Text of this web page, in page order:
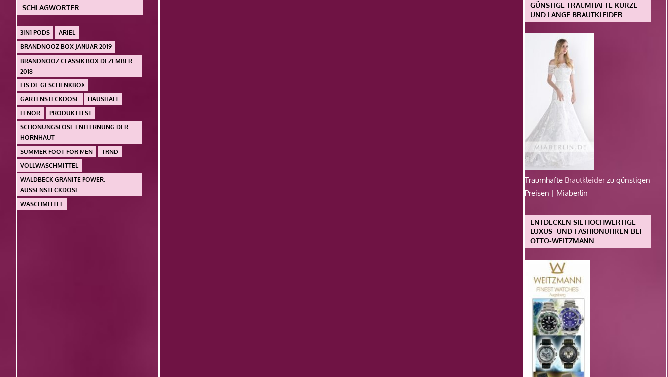
SCHLAGWÖRTER
3IN1 PODS
ARIEL
BRANDNOOZ BOX JANUAR 2019
BRANDNOOZ CLASSIK BOX DEZEMBER
2018
EIS.DE GESCHENKBOX
GARTENSTECKDOSE
HAUSHALT
LENOR
PRODUKTTEST
SCHONUNGSLOSE ENTFERNUNG DER
HORNHAUT
SUMMER FOOT FOR MEN
TRND
VOLLWASCHMITTEL
WALDBECK GRANITE POWER.
AUSSENSTECKDOSE
WASCHMITTEL
GÜNSTIGE TRAUMHAFTE KURZE
UND LANGE BRAUTKLEIDER
Traumhafte Brautkleiderzu günstigen
Preisen | Miaberlin
ENTDECKEN SIE HOCHWERTIGE
LUXUS- UND FASHIONUHREN BEI
OTTO-WEITZMANN